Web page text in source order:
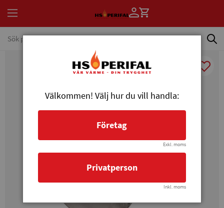
Välkommen! Välj hur du vill handla:
Företag
Exkl. moms
Privatperson
Inkl. moms